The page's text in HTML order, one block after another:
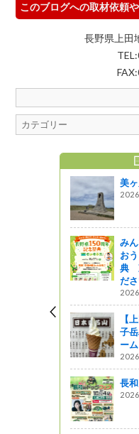
このブログへの取材依頼
長野県上田
8/8(
州
上
O〗
た
【
子
ー
ド
🍩